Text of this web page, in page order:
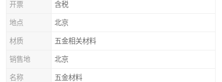
开票 含税
地点 北京
材质 五金相关材料
销售地 北京
名称 五金材料